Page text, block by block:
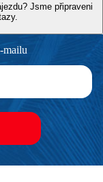
Jsme připraveni
mailu